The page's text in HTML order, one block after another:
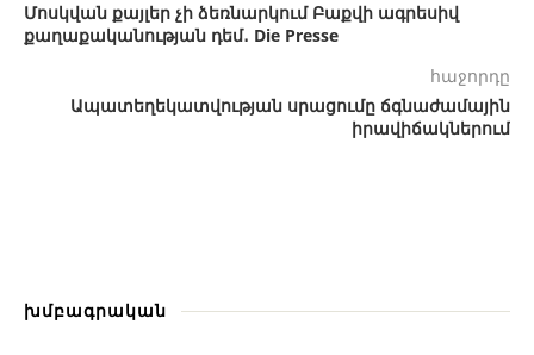
Մոսկվան քայլեր չի ձեռնարկում Բաքվի ագրեսիվ
քաղաքականության դեմ․ Die Presse
հաջորդը
Ապատեղեկատվության սրացումը ճգնաժամային
իրավիճակներում
խմբագրական